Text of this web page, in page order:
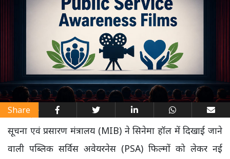
Share
सूचना एवं प्रसारण मंत्रालय (MIB) ने सिनेमा हॉल में दिखाई जाने
वाली पब्लिक सर्विस अवेयरनेस (PSA) फिल्मों को लेकर नई